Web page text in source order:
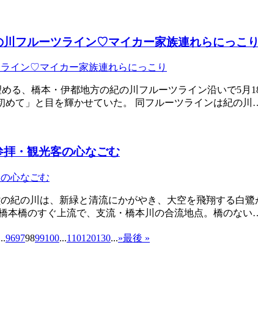
フルーツライン♡マイカー家族連れらにっこり
、橋本・伊都地方の紀の川フルーツライン沿いで5月
て」と目を輝かせていた。 同フルーツラインは紀の川
・観光客の心なごむ
の川は、新緑と清流にかがやき、大空を飛翔する白
本橋のすぐ上流で、支流・橋本川の合流地点。橋のない
96979899100...110120130...»最後 »